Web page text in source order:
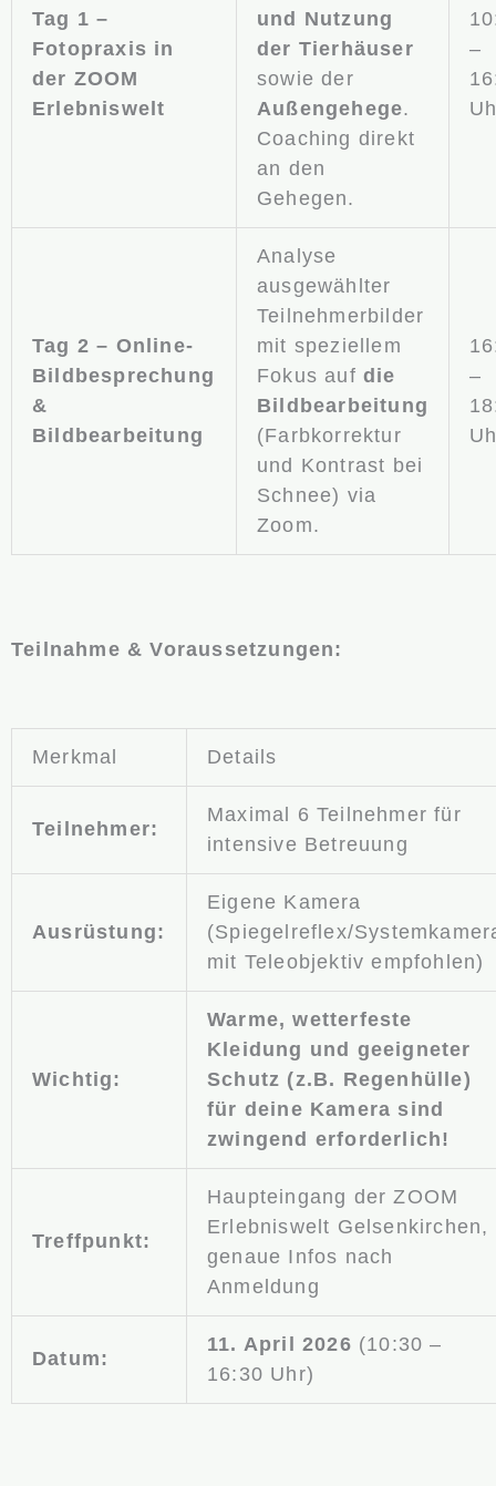
Tag 1 –
Fotopraxis in
der ZOOM
Erlebniswelt
und Nutzung
der Tierhäuser
sowie der
Außengehege.
Coaching direkt
an den
Gehegen.
–
Tag 2 – Online-
Bildbesprechung
&
Bildbearbeitung
Analyse
ausgewählter
Teilnehmerbilder
mit speziellem
Fokus auf die
Bildbearbeitung
(Farbkorrektur
und Kontrast bei
Schnee) via
Zoom.
–
Teilnahme & Voraussetzungen:
Merkmal Details
Teilnehmer:
Maximal 6 Teilnehmer für
intensive Betreuung
Ausrüstung:
Eigene Kamera
(Spiegelreflex/
mit Teleobjektiv empfohlen)
Wichtig:
Warme, wetterfeste
Kleidung und geeigneter
Schutz (z.B. Regenhülle)
für deine Kamera sind
zwingend erforderlich!
Treffpunkt:
Haupteingang der ZOOM
Erlebniswelt Gelsenkirchen,
genaue Infos nach
Anmeldung
Datum:
11. April 2026 (10:30 –
16:30 Uhr)